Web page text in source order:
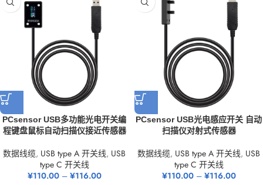
PCsensor USB多功能光电开关编
程键盘鼠标自动扫描仪接近传感器
数据线缆, USB type A 开关线, USB
type C 开关线
¥110.00– ¥116.00
PCsensor USB光电感应开关 自动
扫描仪对射式传感器
数据线缆, USB type A 开关线, USB
type C 开关线
¥110.00– ¥116.00